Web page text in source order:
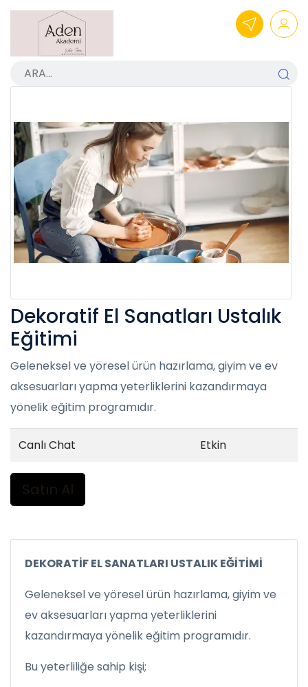
Dekoratif El Sanatları Ustalık
Eğitimi
Geleneksel ve yöresel ürün hazırlama, giyim ve ev
aksesuarları yapma yeterliklerini kazandırmaya
yönelik eğitim programıdır.
Canlı Chat Etkin
Satın Al
DEKORATİF EL SANATLARI USTALIK EĞİTİMİ
Geleneksel ve yöresel ürün hazırlama, giyim ve
ev aksesuarları yapma yeterliklerini
kazandırmaya yönelik eğitim programıdır.
Bu yeterliliğe sahip kişi;